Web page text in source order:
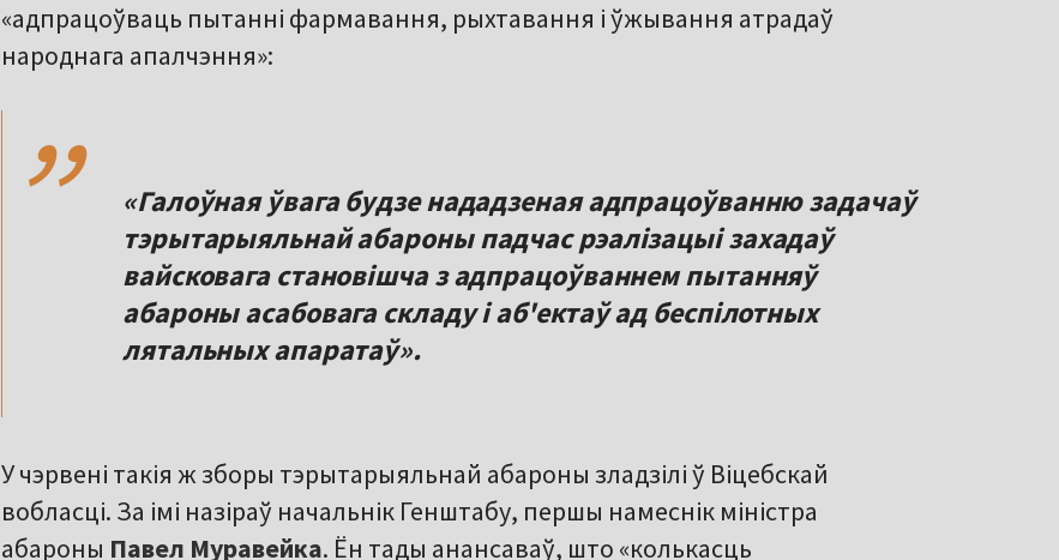
«адпрацоўваць пытанні фармавання, рыхтавання і ўжывання атрадаў
народнага апалчэння»:
,,
«Галоўная ўвага будзе нададзеная адпрацоўванню задачаў
тэрытарыяльнай абароны падчас рэалізацыі захадаў
вайсковага становішча з адпрацоўваннем пытанняў
абароны асабовага складу і аб'ектаў ад беспілотных
лятальных апаратаў».
У чэрвені такія ж зборы тэрытарыяльнай абароны зладзілі ў Віцебскай
вобласці. За імі назіраў начальнік Генштабу, першы намеснік міністра
абароны Павел Муравейка. Ён тады анансаваў, што «колькасць